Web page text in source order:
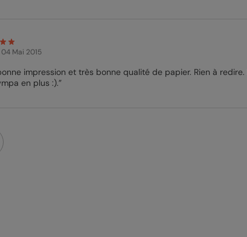
04 Mai 2015
impression et très bonne qualité de papier. Rien à
en plus :).”